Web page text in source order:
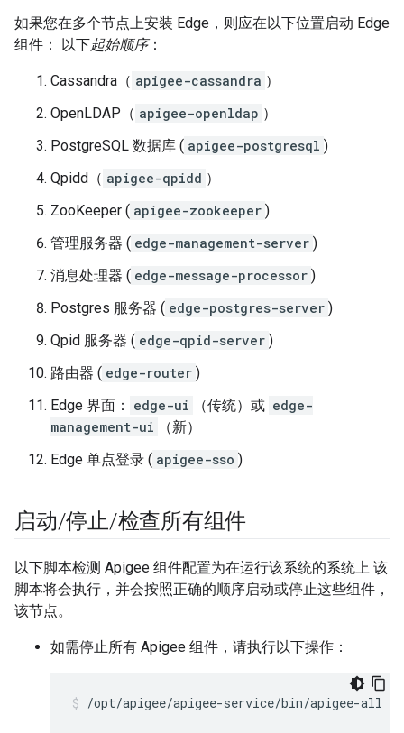
如果您在多个节点上安装 Edge，则应在以下位置启动 Edge
组件： 以下起始顺序：
Cassandra（ apigee-cassandra ）
OpenLDAP（ apigee-openldap ）
PostgreSQL 数据库 ( apigee-postgresql )
Qpidd（ apigee-qpidd ）
ZooKeeper ( apigee-zookeeper )
管理服务器 ( edge-management-server )
消息处理器 ( edge-message-processor )
Postgres 服务器 ( edge-postgres-server )
Qpid 服务器 ( edge-qpid-server )
路由器 ( edge-router )
Edge 界面：
edge-ui （传统）或 edge-
management-ui
（新）
Edge 单点登录 ( apigee-sso )
启动/停止/检查所有组件
以下脚本检测 Apigee 组件配置为在运行该系统的系统上 该
脚本将会执行，并会按照正确的顺序启动或停止这些组件，
该节点。
如需停止所有 Apigee 组件，请执行以下操作：
/opt/apigee/apigee-service/bin/apigee-all